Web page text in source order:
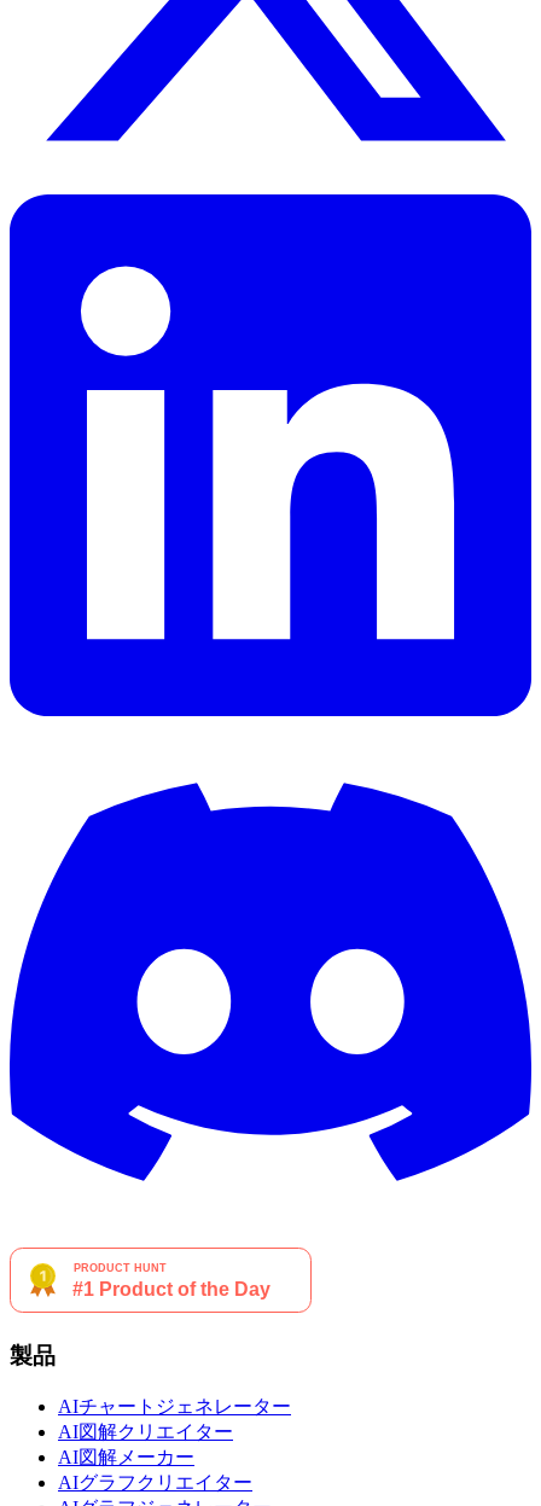
製品
AIチャートジェネレーター
AI図解クリエイター
AI図解メーカー
AIグラフクリエイター